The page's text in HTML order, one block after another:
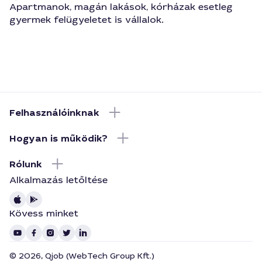
Apartmanok, magán lakások, kórházak esetleg
gyermek felügyeletet is vállalok.
Felhasználóinknak
Hogyan is működik?
Rólunk
Alkalmazás letőltése
Kövess minket
© 2026, Qjob (WebTech Group Kft.)